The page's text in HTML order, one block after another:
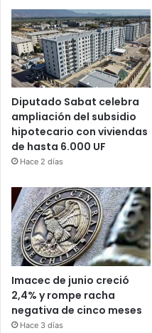
Diputado Sabat celebra
ampliación del subsidio
hipotecario con viviendas
de hasta 6.000 UF
Hace 2 días
Imacec de junio creció
2,4% y rompe racha
negativa de cinco meses
Hace 3 días